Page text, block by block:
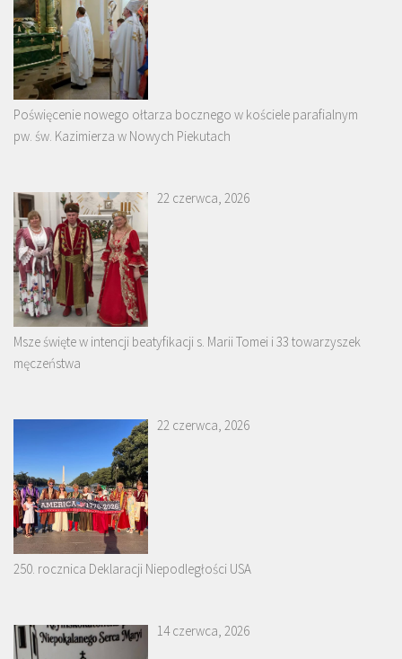
Poświęcenie nowego ołtarza bocznego w kościele parafialnym
pw. św. Kazimierza w Nowych Piekutach
22 czerwca, 2026
Msze święte w intencji beatyfikacji s. Marii Tomei i 33 towarzyszek
męczeństwa
22 czerwca, 2026
250. rocznica Deklaracji Niepodległości USA
14 czerwca, 2026